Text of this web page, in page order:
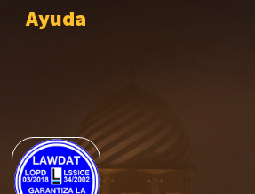
Ayuda